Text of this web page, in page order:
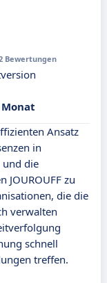
Bewertungen
Ansatz
in
und die
JOUROUFF zu
die die
verwalten
schnell
treffen.